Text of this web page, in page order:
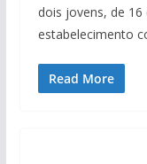
dois jovens, de
estabelecimento
Read More